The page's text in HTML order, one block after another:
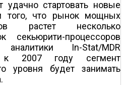
удачно стартовать новые
того, что рынок мощных
растет несколько
процессоров
In-Stat/MDR
к 2007 году сегмент
уровня будет занимать